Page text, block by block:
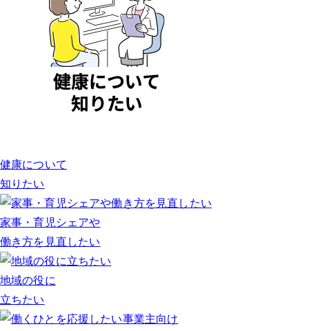
健康について
知りたい
家事・育児シェアや
働き方を見直したい
地域の役に
立ちたい